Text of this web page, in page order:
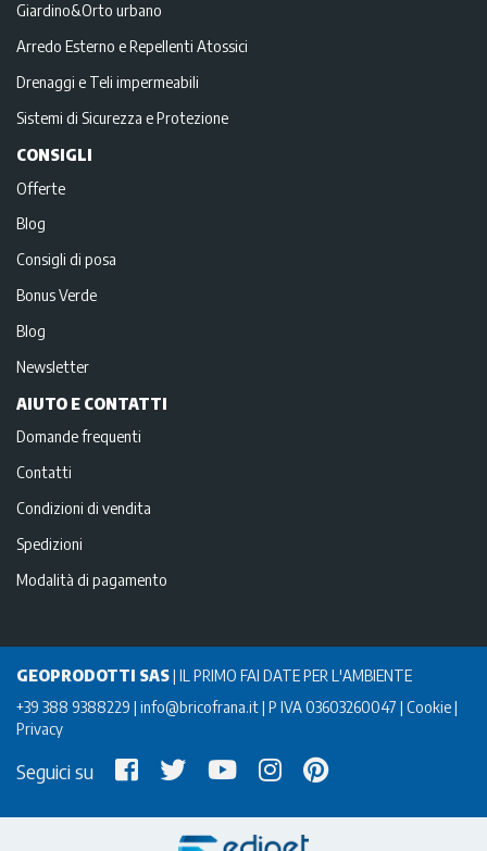
Giardino&Orto urbano
Arredo Esterno e Repellenti Atossici
Drenaggi e Teli impermeabili
Sistemi di Sicurezza e Protezione
CONSIGLI
Offerte
Blog
Consigli di posa
Bonus Verde
Blog
Newsletter
AIUTO E CONTATTI
Domande frequenti
Contatti
Condizioni di vendita
Spedizioni
Modalità di pagamento
GEOPRODOTTI SAS| IL PRIMO FAI DATE PER L'AMBIENTE
+39 388 9388229 info@bricofrana.it P IVA 03603260047 Cookie
Privacy
Seguici su